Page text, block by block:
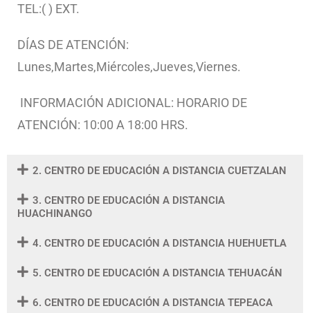
TEL:( ) EXT.
DÍAS DE ATENCIÓN:
Lunes,Martes,Miércoles,Jueves,Viernes.
INFORMACIÓN ADICIONAL: HORARIO DE
ATENCIÓN: 10:00 A 18:00 HRS.
2. CENTRO DE EDUCACIÓN A DISTANCIA CUETZALAN
3. CENTRO DE EDUCACIÓN A DISTANCIA
HUACHINANGO
4. CENTRO DE EDUCACIÓN A DISTANCIA HUEHUETLA
5. CENTRO DE EDUCACIÓN A DISTANCIA TEHUACÁN
6. CENTRO DE EDUCACIÓN A DISTANCIA TEPEACA